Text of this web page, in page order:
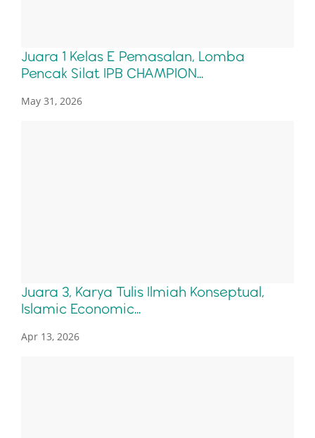
Juara 1 Kelas E Pemasalan, Lomba
Pencak Silat IPB CHAMPION...
May 31, 2026
Juara 3, Karya Tulis Ilmiah Konseptual,
Islamic Economic...
Apr 13, 2026